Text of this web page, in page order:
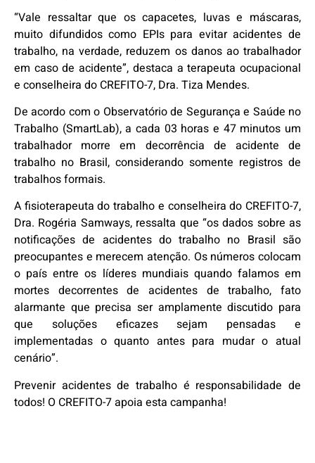
“Vale ressaltar que os capacetes, luvas e máscaras,
muito difundidos como EPIs para evitar acidentes de
trabalho, na verdade, reduzem os danos ao trabalhador
em caso de acidente”, destaca a terapeuta ocupacional
e conselheira do CREFITO-7, Dra. Tiza Mendes.
De acordo com o Observatório de Segurança e Saúde no
Trabalho (SmartLab), a cada 03 horas e 47 minutos um
trabalhador morre em decorrência de acidente de
trabalho no Brasil, considerando somente registros de
trabalhos formais.
A fisioterapeuta do trabalho e conselheira do CREFITO-7,
Dra. Rogéria Samways, ressalta que “os dados sobre as
notificações de acidentes do trabalho no Brasil são
preocupantes e merecem atenção. Os números colocam
o país entre os líderes mundiais quando falamos em
mortes decorrentes de acidentes de trabalho, fato
alarmante que precisa ser amplamente discutido para
que soluções eficazes sejam pensadas e
implementadas o quanto antes para mudar o atual
cenário”.
Prevenir acidentes de trabalho é responsabilidade de
todos! O CREFITO-7 apoia esta campanha!